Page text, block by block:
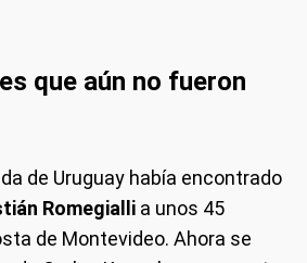
que aún no fueron
de Uruguay había encontrado
Romegialli a unos 45
de Montevideo. Ahora se